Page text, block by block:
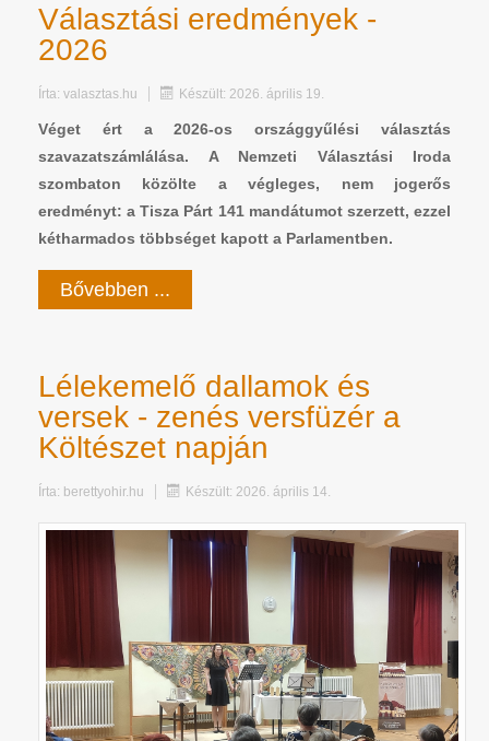
Választási eredmények -
2026
Írta: valasztas.hu Készült: 2026. április 19.
Véget ért a 2026-os országgyűlési választás
szavazatszámlálása. A Nemzeti Választási Iroda
szombaton közölte a végleges, nem jogerős
eredményt: a Tisza Párt 141 mandátumot szerzett, ezzel
kétharmados többséget kapott a Parlamentben.
Bővebben ...
Lélekemelő dallamok és
versek - zenés versfüzér a
Költészet napján
Írta: berettyohir.hu Készült: 2026. április 14.